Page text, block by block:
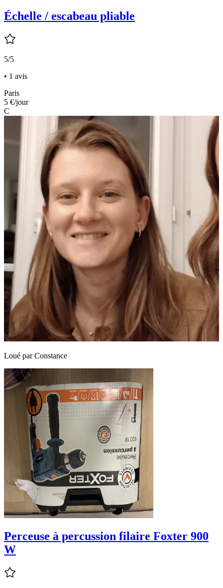
Échelle / escabeau pliable
5/5
• 1 avis
Paris
5 €/jour
C
Loué parConstance
Perceuse à percussion filaire Foxter 900
W